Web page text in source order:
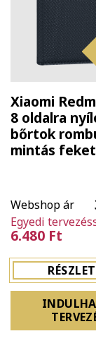
Xiaomi
8 oldalra
bőrtok
mintás
Webshop ár
Egyedi
6.480 Ft